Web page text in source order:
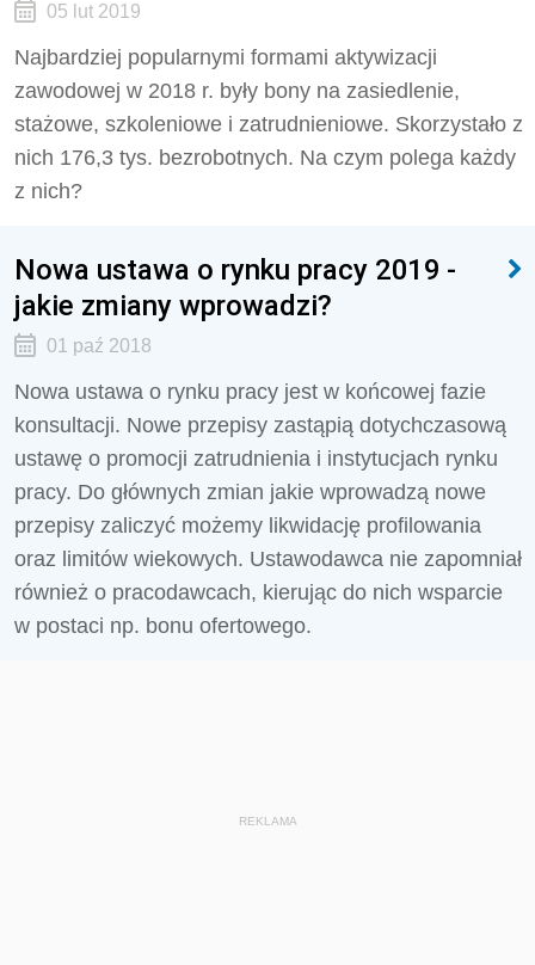
05 lut 2019
Najbardziej popularnymi formami aktywizacji
zawodowej w 2018 r. były bony na zasiedlenie,
stażowe, szkoleniowe i zatrudnieniowe. Skorzystało z
nich 176,3 tys. bezrobotnych. Na czym polega każdy
z nich?
Nowa ustawa o rynku pracy 2019 -
jakie zmiany wprowadzi?
01 paź 2018
Nowa ustawa o rynku pracy jest w końcowej fazie
konsultacji. Nowe przepisy zastąpią dotychczasową
ustawę o promocji zatrudnienia i instytucjach rynku
pracy. Do głównych zmian jakie wprowadzą nowe
przepisy zaliczyć możemy likwidację profilowania
oraz limitów wiekowych. Ustawodawca nie zapomniał
również o pracodawcach, kierując do nich wsparcie
w postaci np. bonu ofertowego.
REKLAMA